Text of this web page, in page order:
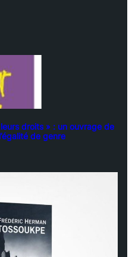
droits » : un ouvrage de
de genre